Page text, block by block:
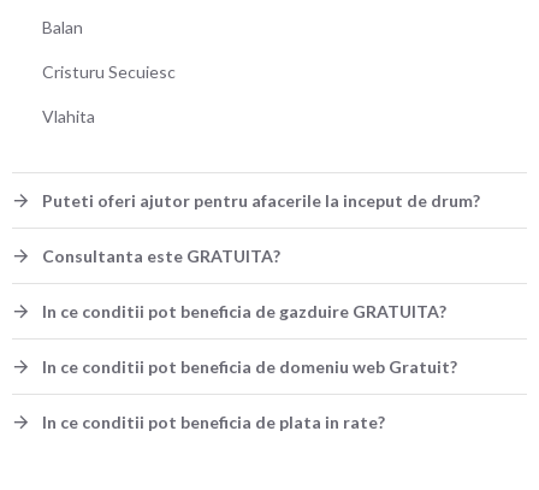
Balan
Cristuru Secuiesc
Vlahita
Puteti oferi ajutor pentru afacerile la inceput de drum?
Consultanta este GRATUITA?
In ce conditii pot beneficia de gazduire GRATUITA?
In ce conditii pot beneficia de domeniu web Gratuit?
In ce conditii pot beneficia de plata in rate?